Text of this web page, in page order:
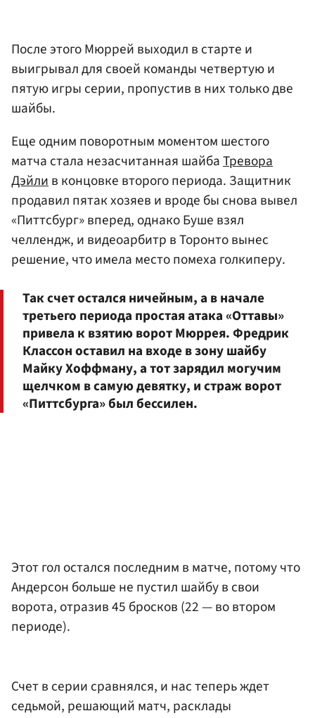
После этого Мюррей выходил в старте и
выигрывал для своей команды четвертую и
пятую игры серии, пропустив в них только две
шайбы.
Еще одним поворотным моментом шестого
матча стала незасчитанная шайбаТревора
Дэйлив концовке второго периода. Защитник
продавил пятак хозяев и вроде бы снова вывел
«Питтсбург» вперед, однако Буше взял
челлендж, и видеоарбитр в Торонто вынес
решение, что имела место помеха голкиперу.
Так счет остался ничейным, а в начале
третьего периода простая атака «Оттавы»
привела к взятию ворот Мюррея. Фредрик
Классон оставил на входе в зону шайбу
Майку Хоффману, а тот зарядил могучим
щелчком в самую девятку, и страж ворот
«Питтсбурга» был бессилен.
Этот гол остался последним в матче, потому что
Андерсон больше не пустил шайбу в свои
ворота, отразив 45 бросков (22 — во втором
периоде).
Счет в серии сравнялся, и нас теперь ждет
седьмой, решающий матч, расклады